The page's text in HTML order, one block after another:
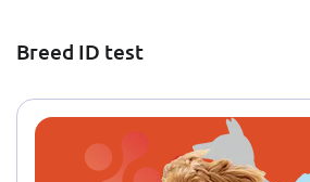
Breed ID test